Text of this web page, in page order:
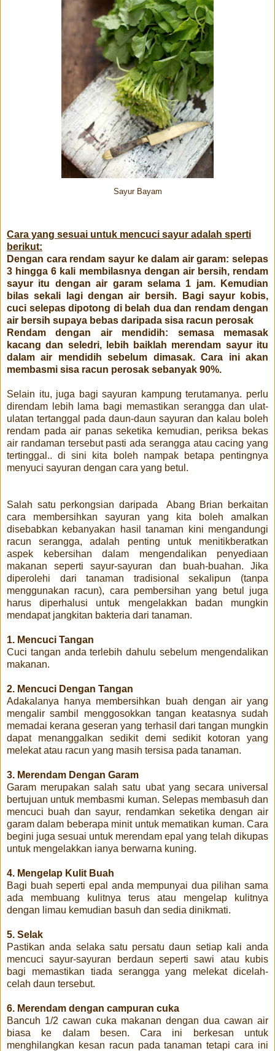
Sayur Bayam
Cara yang sesuai untuk mencuci sayur adalah sperti
berikut:
Dengan cara rendam sayur ke dalam air garam: selepas
3 hingga 6 kali membilasnya dengan air bersih, rendam
sayur itu dengan air garam selama 1 jam. Kemudian
bilas sekali lagi dengan air bersih. Bagi sayur kobis,
cuci selepas dipotong di belah dua dan rendam dengan
air bersih supaya bebas daripada sisa racun perosak
Rendam dengan air mendidih: semasa memasak
kacang dan seledri, lebih baiklah merendam sayur itu
dalam air mendidih sebelum dimasak. Cara ini akan
membasmi sisa racun perosak sebanyak 90%.
Selain itu, juga bagi sayuran kampung terutamanya. perlu
direndam lebih lama bagi memastikan serangga dan ulat-
ulatan tertanggal pada daun-daun sayuran dan kalau boleh
rendam pada air panas seketika kemudian, periksa bekas
air randaman tersebut pasti ada serangga atau cacing yang
tertinggal.. di sini kita boleh nampak betapa pentingnya
menyuci sayuran dengan cara yang betul.
Salah satu perkongsian daripada Abang Brian berkaitan
cara membersihkan sayuran yang kita boleh amalkan
disebabkan kebanyakan hasil tanaman kini mengandungi
racun serangga, adalah penting untuk menitikberatkan
aspek kebersihan dalam mengendalikan penyediaan
makanan seperti sayur-sayuran dan buah-buahan. Jika
diperolehi dari tanaman tradisional sekalipun (tanpa
menggunakan racun), cara pembersihan yang betul juga
harus diperhalusi untuk mengelakkan badan mungkin
mendapat jangkitan bakteria dari tanaman.
1. Mencuci Tangan
Cuci tangan anda terlebih dahulu sebelum mengendalikan
makanan.
2. Mencuci Dengan Tangan
Adakalanya hanya membersihkan buah dengan air yang
mengalir sambil menggosokkan tangan keatasnya sudah
memadai kerana geseran yang terhasil dari tangan mungkin
dapat menanggalkan sedikit demi sedikit kotoran yang
melekat atau racun yang masih tersisa pada tanaman.
3. Merendam Dengan Garam
Garam merupakan salah satu ubat yang secara universal
bertujuan untuk membasmi kuman. Selepas membasuh dan
mencuci buah dan sayur, rendamkan seketika dengan air
garam dalam beberapa minit untuk mematikan kuman. Cara
begini juga sesuai untuk merendam epal yang telah dikupas
untuk mengelakkan ianya berwarna kuning.
4. Mengelap Kulit Buah
Bagi buah seperti epal anda mempunyai dua pilihan sama
ada membuang kulitnya terus atau mengelap kulitnya
dengan limau kemudian basuh dan sedia dinikmati.
5. Selak
Pastikan anda selaka satu persatu daun setiap kali anda
mencuci sayur-sayuran berdaun seperti sawi atau kubis
bagi memastikan tiada serangga yang melekat dicelah-
celah daun tersebut.
6. Merendam dengan campuran cuka
Bancuh 1/2 cawan cuka makanan dengan dua cawan air
biasa ke dalam besen. Cara ini berkesan untuk
menghilangkan kesan racun pada tanaman tetapi cara ini